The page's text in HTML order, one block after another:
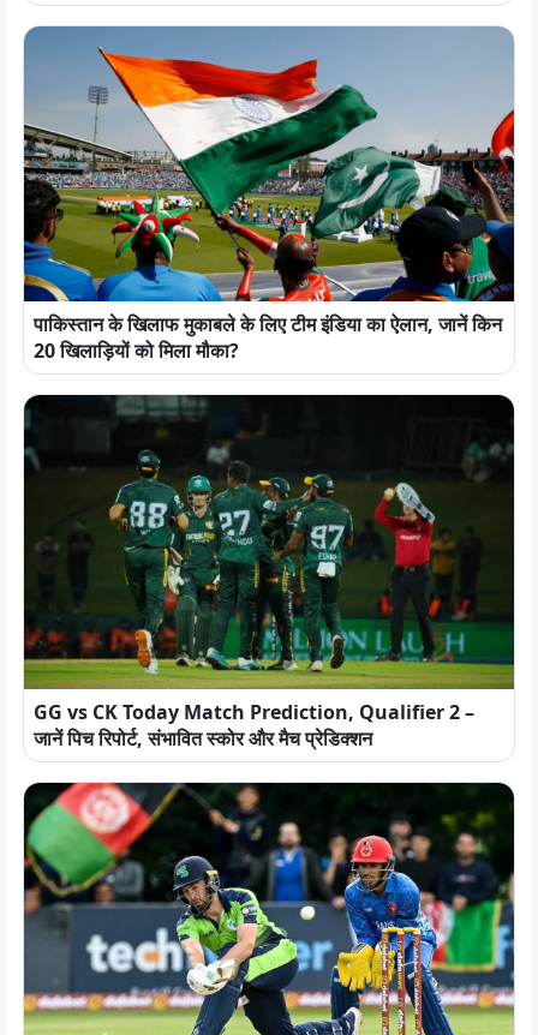
पाकिस्तान के खिलाफ मुकाबले के लिए टीम इंडिया का ऐलान, जानें किन
20 खिलाड़ियों को मिला मौका?
GG vs CK Today Match Prediction, Qualifier 2 –
जानें पिच रिपोर्ट, संभावित स्कोर और मैच प्रेडिक्शन